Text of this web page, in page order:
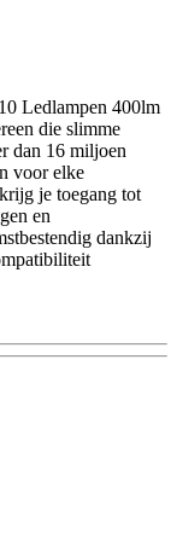
Ledlampen 400lm
die slimme
dan 16 miljoen
voor elke
je toegang tot
en
dankzij